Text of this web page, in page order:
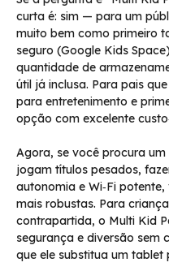
curta é: sim — para um
muito bem como primeiro
seguro (Google Kids
quantidade de
útil já inclusa. Para pais
para entretenimento e
opção com excelente
Agora, se você procura
jogam títulos pesados,
autonomia e Wi‑Fi
mais robustas. Para
contrapartida, o Multi Kid
segurança e diversão
que ele substitua um tablet